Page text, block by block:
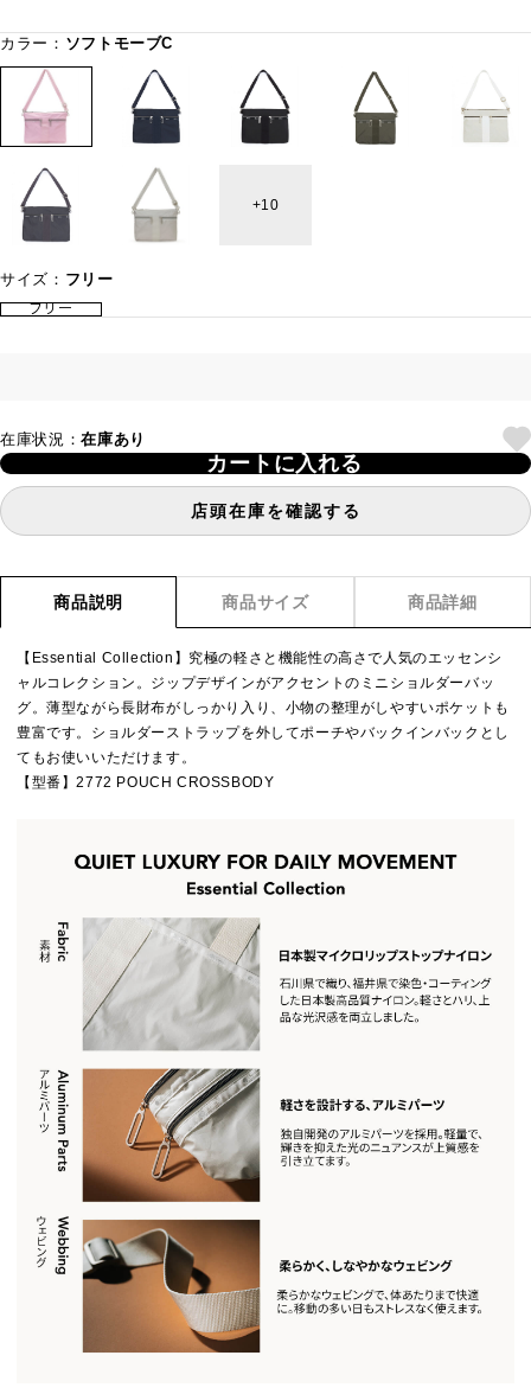
カラー： ソフトモーブC
10
サイズ： フリー
フリー
在庫状況：在庫あり
カートに入れる
店頭在庫を確認する
商品説明 商品サイズ 商品詳細
【Essential Collection】究極の軽さと機能性の高さで人気のエッセンシ
ャルコレクション。ジップデザインがアクセントのミニショルダーバッ
グ。薄型ながら長財布がしっかり入り、小物の整理がしやすいポケットも
豊富です。ショルダーストラップを外してポーチやバックインバックとし
てもお使いいただけます。
【型番】2772 POUCH CROSSBODY